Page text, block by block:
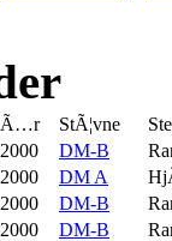
Ã…r StÃ¦vne
2000 DM-B
2000 DM A
2000 DM-B
2000 DM-B